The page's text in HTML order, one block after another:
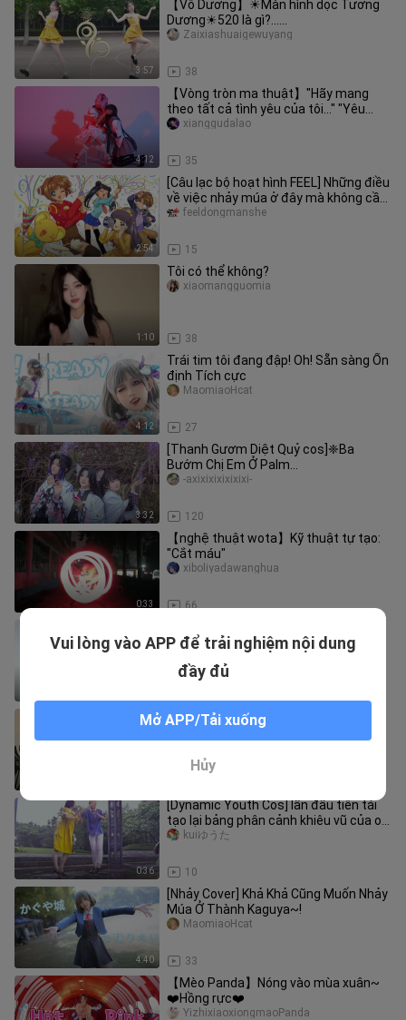
3:57
【Vô Dương】☀Màn hình dọc Tương
Dương☀520 là gì?......
38
Zaixiashuaigewuyang
4:12
【Vòng tròn ma thuật】"Hãy mang
theo tất cả tình yêu của tôi..." "Yêu
tôi/Yêu tôi"
35
xianggudalao
2:54
[Câu lạc bộ hoạt hình FEEL] Những điều
về việc nhảy múa ở đây mà không cần
phong ấn Thẻ Clow ()
15
feeldongmanshe
1:10
Tôi có thể không?
38
xiaomangguomia
4:12
Trái tim tôi đang đập! Oh! Sẵn sàng Ổn
định Tích cực
27
MaomiaoHcat
3:32
[Thanh Gươm Diệt Quỷ cos]❈Ba
Bướm Chị Em Ở Palm
Paradise❈[Axi/Hua Nan/Jing San]
120
-axixixixixixixi-
0:33
【nghệ thuật wota】Kỹ thuật tự tạo:
"Cắt máu"
66
xiboliyadawanghua
langfanyun__
Thần Tài Thuận Lợi
0:36
[Dynamic Youth Cos] lần đầu tiên tái
tạo lại bảng phân cảnh khiêu vũ của op
"メロウ"! Nhảy múa ngày mưa
10
kuiゆうた
4:40
[Nhảy Cover] Khả Khả Cũng Muốn Nhảy
Múa Ở Thành Kaguya~!
33
MaomiaoHcat
【Mèo Panda】Nóng vào mùa xuân~
❤️Hồng rực❤️
YizhixiaoxiongmaoPanda
Vui lòng vào APP để trải nghiệm nội dung
đầy đủ
Mở APP/Tải xuống
Hủy